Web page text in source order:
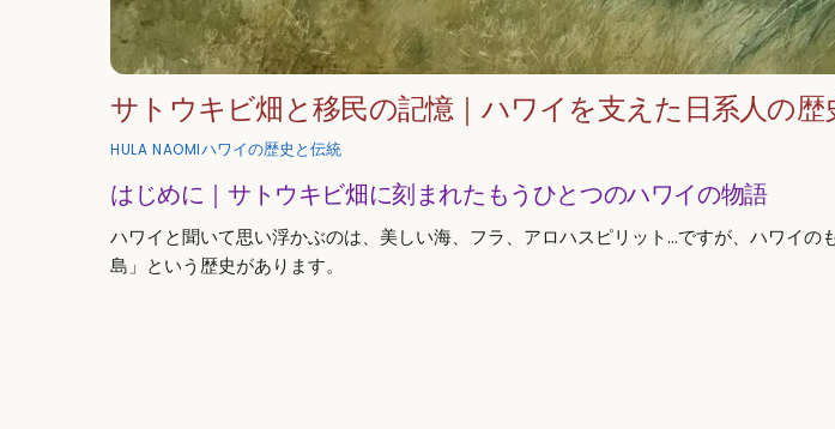
サトウキビ畑と移民の記憶｜ハワイを支えた日系人の歴
HULA NAOMIハワイの歴史と伝統
はじめに｜サトウキビ畑に刻まれたもうひとつのハワイの物語
ハワイと聞いて思い浮かぶのは、美しい海、フラ、アロハスピリット…ですが、ハワイの
島」という歴史があります。